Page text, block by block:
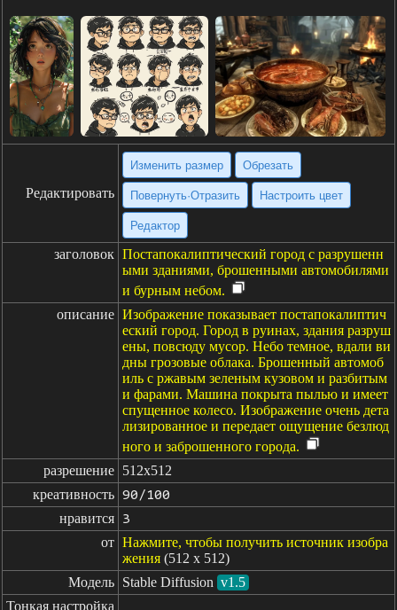
Редактировать
Изменить размер Обрезать
Повернуть·Отразить Настроить цвет
Редактор
заголовок Постапокалиптический город с разрушенн
ыми зданиями, брошенными автомобилями
и бурным небом.
описание Изображение показывает постапокалиптич
еский город. Город в руинах, здания разруш
ены, повсюду мусор. Небо темное, вдали ви
дны грозовые облака. Брошенный автомоб
иль с ржавым зеленым кузовом и разбитым
и фарами. Машина покрыта пылью и имеет
спущенное колесо. Изображение очень дета
лизированное и передает ощущение безлюд
ного и заброшенного города.
разрешение 512x512
креативность 90/100
нравится 3
от Нажмите, чтобы получить источник изобра
жения (512 x 512)
Модель Stable Diffusion v1.5
Тонкая настройка